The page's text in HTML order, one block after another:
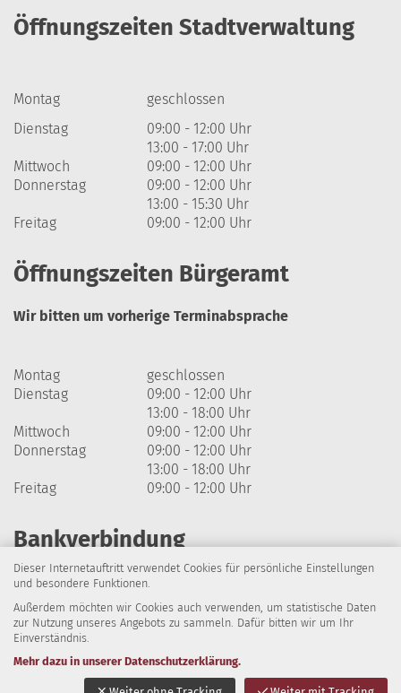
Dieser Internetauftritt verwendet Cookies für persönliche Einstellungen
und besondere Funktionen.
Außerdem möchten wir Cookies auch verwenden, um statistische Daten
zur Nutzung unseres Angebots zu sammeln. Dafür bitten wir um Ihr
Einverständnis.
Mehr dazu in unserer Datenschutzerklärung.
Öffnungszeiten Stadtverwaltung
Montag
geschlossen
Dienstag
09:00 - 12:00 Uhr
13:00 - 17:00 Uhr
Mittwoch
09:00 - 12:00 Uhr
Donnerstag
09:00 - 12:00 Uhr
13:00 - 15:30 Uhr
Freitag
09:00 - 12:00 Uhr
Öffnungszeiten Bürgeramt
Wir bitten um vorherige Terminabsprache
Montag
geschlossen
Dienstag
09:00 - 12:00 Uhr
13:00 - 18:00 Uhr
Mittwoch
09:00 - 12:00 Uhr
Donnerstag
09:00 - 12:00 Uhr
13:00 - 18:00 Uhr
Freitag
09:00 - 12:00 Uhr
Bankverbindung
Harzsparkasse
IBAN: DE64 8105 2000 0320 1838 07
BIC: NOLADE21HRZ
Impressum Datenschutz Barrierefreiheit